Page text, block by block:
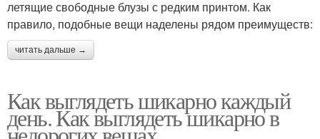
летящие свободные блузы с редким принтом. Как
правило, подобные вещи наделены рядом преимуществ:
читать дальше →
Как выглядеть шикарно каждый
день. Как выглядеть шикарно в